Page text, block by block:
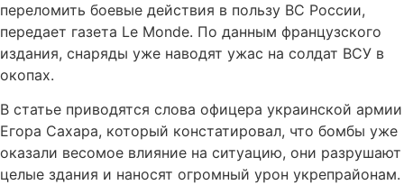
переломить боевые действия в пользу ВС России,
передает газета Le Monde. По данным французского
издания, снаряды уже наводят ужас на солдат ВСУ в
окопах.
В статье приводятся слова офицера украинской армии
Егора Сахара, который констатировал, что бомбы уже
оказали весомое влияние на ситуацию, они разрушают
целые здания и наносят огромный урон укрепрайонам.